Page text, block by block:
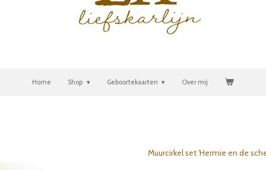
Home Shop Geboortekaarten Over mij
Muurcirkel set 'Hermie en de